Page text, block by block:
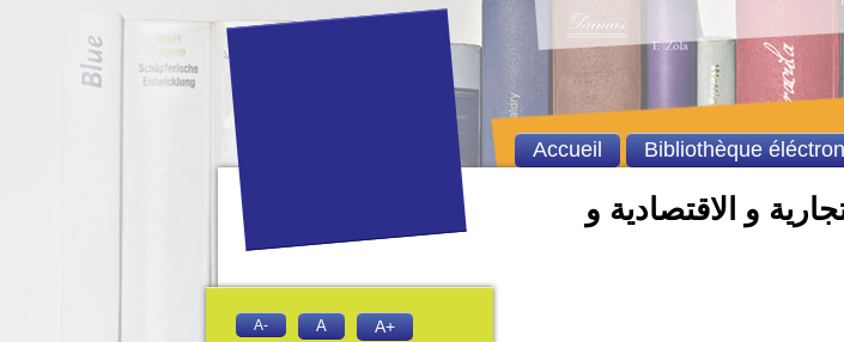
و الاقتصادية و
Accueil Bibliothèque
A- A A+